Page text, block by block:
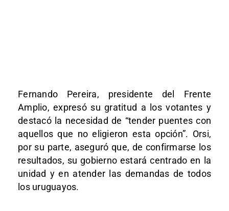
Fernando Pereira, presidente del Frente
Amplio, expresó su gratitud a los votantes y
destacó la necesidad de “tender puentes con
aquellos que no eligieron esta opción”. Orsi,
por su parte, aseguró que, de confirmarse los
resultados, su gobierno estará centrado en la
unidad y en atender las demandas de todos
los uruguayos.